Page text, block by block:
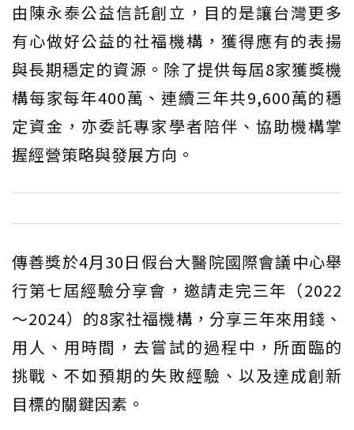
由陳永泰公益信託創立，目的是讓台灣更多
有心做好公益的社福機構，獲得應有的表揚
與長期穩定的資源。除了提供每屆8家獲獎機
構每家每年400萬、連續三年共9,600萬的穩
定資金，亦委託專家學者陪伴、協助機構掌
握經營策略與發展方向。
傳善獎於4月30日假台大醫院國際會議中心舉
行第七屆經驗分享會，邀請走完三年（2022
〜2024）的8家社福機構，分享三年來用錢、
用人、用時間，去嘗試的過程中，所面臨的
挑戰、不如預期的失敗經驗、以及達成創新
目標的關鍵因素。